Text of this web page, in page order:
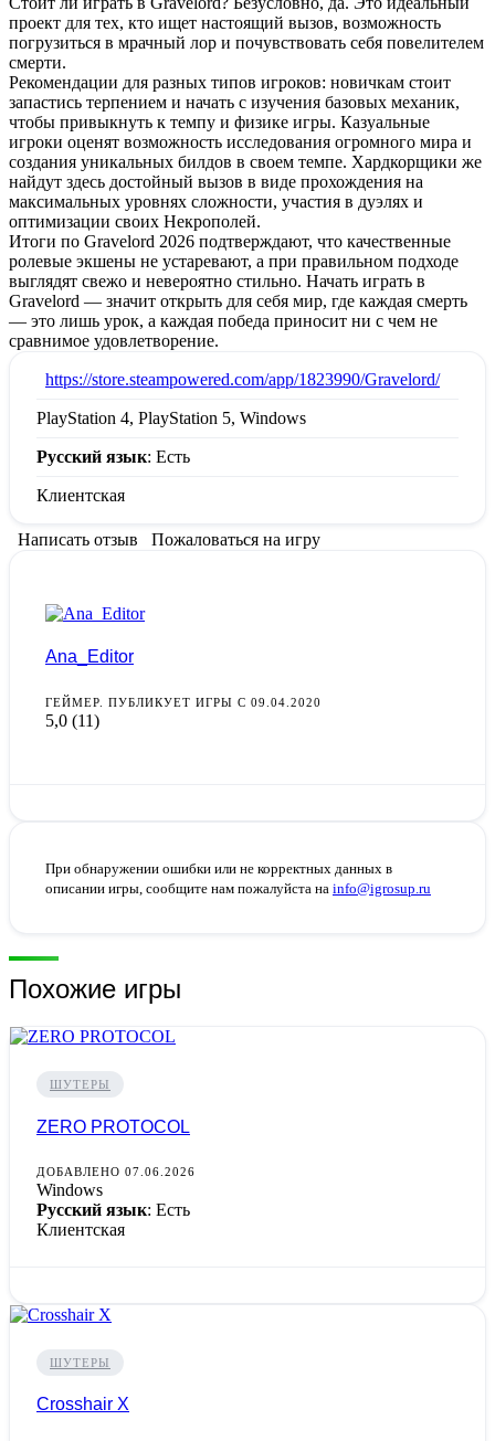
проект для тех, кто ищет настоящий вызов, возможность
погрузиться в мрачный лор и почувствовать себя повелителем
смерти.
Рекомендации для разных типов игроков: новичкам стоит
запастись терпением и начать с изучения базовых механик,
чтобы привыкнуть к темпу и физике игры. Казуальные
игроки оценят возможность исследования огромного мира и
создания уникальных билдов в своем темпе. Хардкорщики же
найдут здесь достойный вызов в виде прохождения на
максимальных уровнях сложности, участия в дуэлях и
оптимизации своих Некрополей.
Итоги по Gravelord 2026 подтверждают, что качественные
ролевые экшены не устаревают, а при правильном подходе
выглядят свежо и невероятно стильно. Начать играть в
Gravelord — значит открыть для себя мир, где каждая смерть
— это лишь урок, а каждая победа приносит ни с чем не
сравнимое удовлетворение.
https://store.steampowered.com/app/1823990/Gravelord/
PlayStation 4, PlayStation 5, Windows
Русский язык: Есть
Клиентская
Написать отзыв Пожаловаться на игру
Ana_Editor
ГЕЙМЕР. ПУБЛИКУЕТ ИГРЫ С 09.04.2020
5,0 (11)
При обнаружении ошибки или не корректных данных в
описании игры, сообщите нам пожалуйста на info@igrosup.ru
Похожие игры
ШУТЕРЫ
ZERO PROTOCOL
ДОБАВЛЕНО 07.06.2026
Windows
Русский язык: Есть
Клиентская
ШУТЕРЫ
Crosshair X